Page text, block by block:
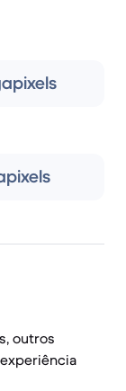
outros